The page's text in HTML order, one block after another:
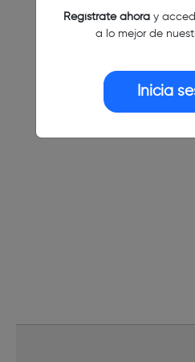
Regístrate ahoray
a lo mejor de
Inicia